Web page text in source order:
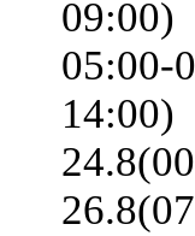
09:00)
14:00)